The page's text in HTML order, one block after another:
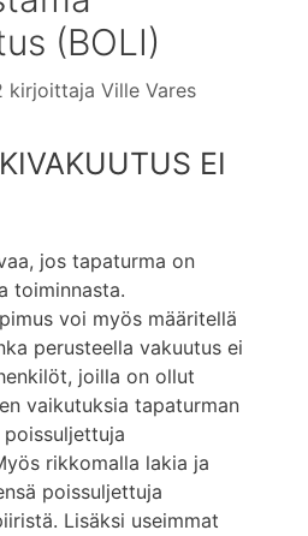
(BOLI)
kirjoittaja Ville Vares
EI
jos tapaturma on
toiminnasta.
voi myös määritellä
perusteella vakuutus ei
joilla on ollut
vaikutuksia tapaturman
rikkomalla lakia ja
poissuljettuja
Lisäksi useimmat